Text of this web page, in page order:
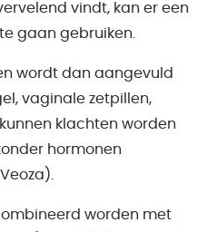
vindt, kan er een
gaan gebruiken.
wordt dan aangevuld
vaginale zetpillen,
klachten worden
hormonen
worden met